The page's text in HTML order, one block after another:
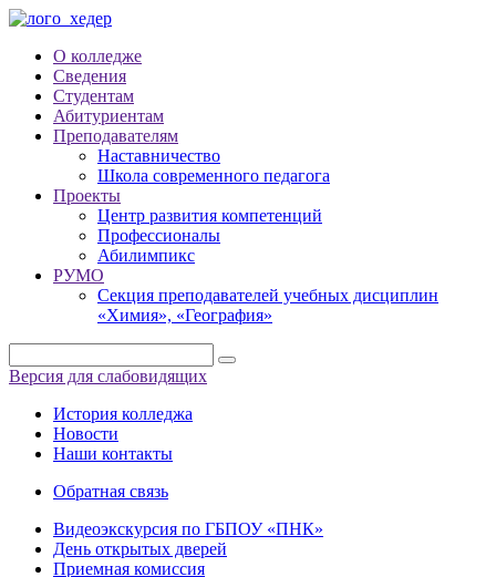
О колледже
Сведения
Студентам
Абитуриентам
Преподавателям
Наставничество
Школа современного педагога
Проекты
Центр развития компетенций
Профессионалы
Абилимпикс
РУМО
Секция преподавателей учебных дисциплин
«Химия», «География»
Версия для слабовидящих
История колледжа
Новости
Наши контакты
Обратная связь
Видеоэкскурсия по ГБПОУ «ПНК»
День открытых дверей
Приемная комиссия